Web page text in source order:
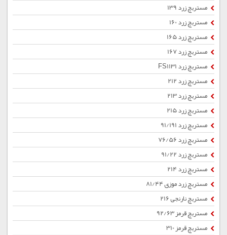
مستربچ زرد 139
مستربچ زرد 160
مستربچ زرد 165
مستربچ زرد 167
مستربچ زرد FS1131
مستربچ زرد 212
مستربچ زرد 213
مستربچ زرد 215
مستربچ زرد 91/191
مستربچ زرد 76/56
مستربچ زرد 91/22
مستربچ زرد 214
مستربچ زرد موزی 81/44
مستربچ نارنجی 216
مستربچ قرمز 92/63
مستربچ قرمز 310